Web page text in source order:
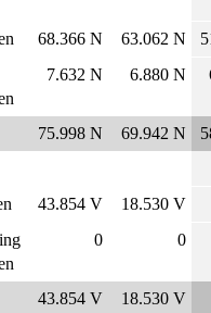
68.366 N 63.062 N
7.632 N 6.880 N
75.998 N 69.942 N
43.854 V
18.530 V
0 0
43.854 V
18.530 V